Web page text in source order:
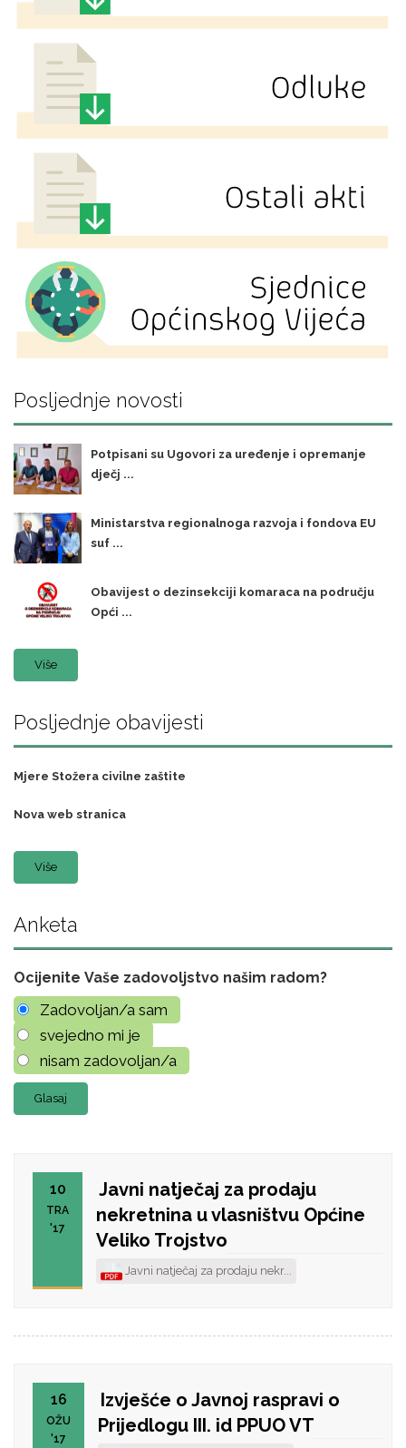
Posljednje novosti
Potpisani su Ugovori za uređenje i opremanje
dječj ...
Ministarstva regionalnoga razvoja i fondova EU
suf ...
Obavijest o dezinsekciji komaraca na području
Opći ...
Više
Posljednje obavijesti
Mjere Stožera civilne zaštite
Nova web stranica
Više
Anketa
Ocijenite Vaše zadovoljstvo našim radom?
Zadovoljan/a sam
svejedno mi je
nisam zadovoljan/a
10
TRA
'17
Javni natječaj za prodaju
nekretnina u vlasništvu Općine
Veliko Trojstvo
Javni natječaj za prodaju nekr...
16
OŽU
'17
Izvješće o Javnoj raspravi o
Prijedlogu III. id PPUO VT